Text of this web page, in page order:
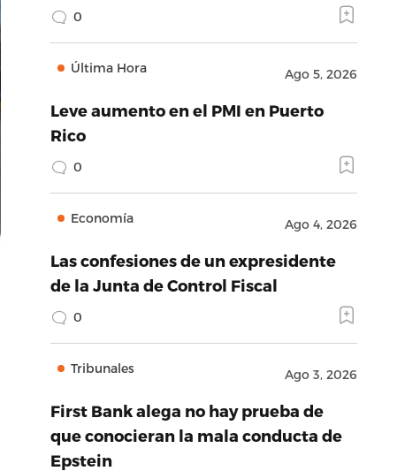
0
Última Hora Ago 5, 2026
Leve aumento en el PMI en Puerto
Rico
0
Economía Ago 4, 2026
Las confesiones de un expresidente
de la Junta de Control Fiscal
0
Tribunales Ago 3, 2026
First Bank alega no hay prueba de
que conocieran la mala conducta de
Epstein